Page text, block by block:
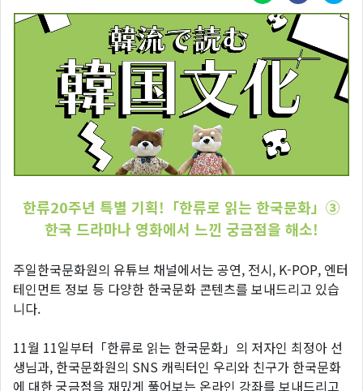
한류20주년 특별 기획!「한류로 읽는 한국문화」③
한국 드라마나 영화에서 느낀 궁금점을 해소!
주일한국문화원의 유튜브 채널에서는 공연, 전시, K-POP, 엔터
테인먼트 정보 등 다양한 한국문화 콘텐츠를 보내드리고 있습
니다.
11월 11일부터「한류로 읽는 한국문화」의 저자인 최정아 선
생님과, 한국문화원의 SNS 캐릭터인 우리와 친구가 한국문화
에 대한 궁금점을 재밌게 풀어보는 온라인 강좌를 보내드리고